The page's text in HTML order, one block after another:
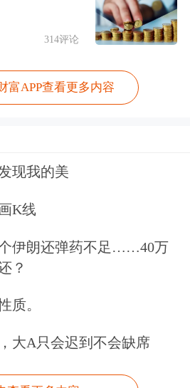
314评论
富APP查看更多内容
现我的美
K线
伊朗还弹药不足……40万
？
质。
大A只会迟到不会缺席